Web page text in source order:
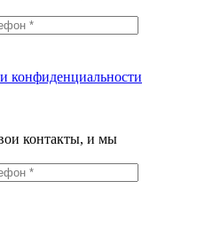
конфиденциальности
контакты, и мы